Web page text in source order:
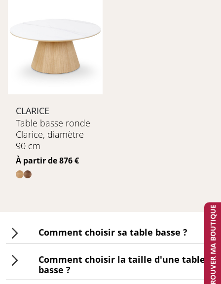
CLARICE
Table basse ronde
Clarice, diamètre
90 cm
Prix
À partir de 876 €
Comment choisir sa table basse ?
salon avec une table basse qui allie
style et fonctionnalité. Que vous
Comment choisir la taille d'une table
basse ?
TROUVER MA BOUTIQUE